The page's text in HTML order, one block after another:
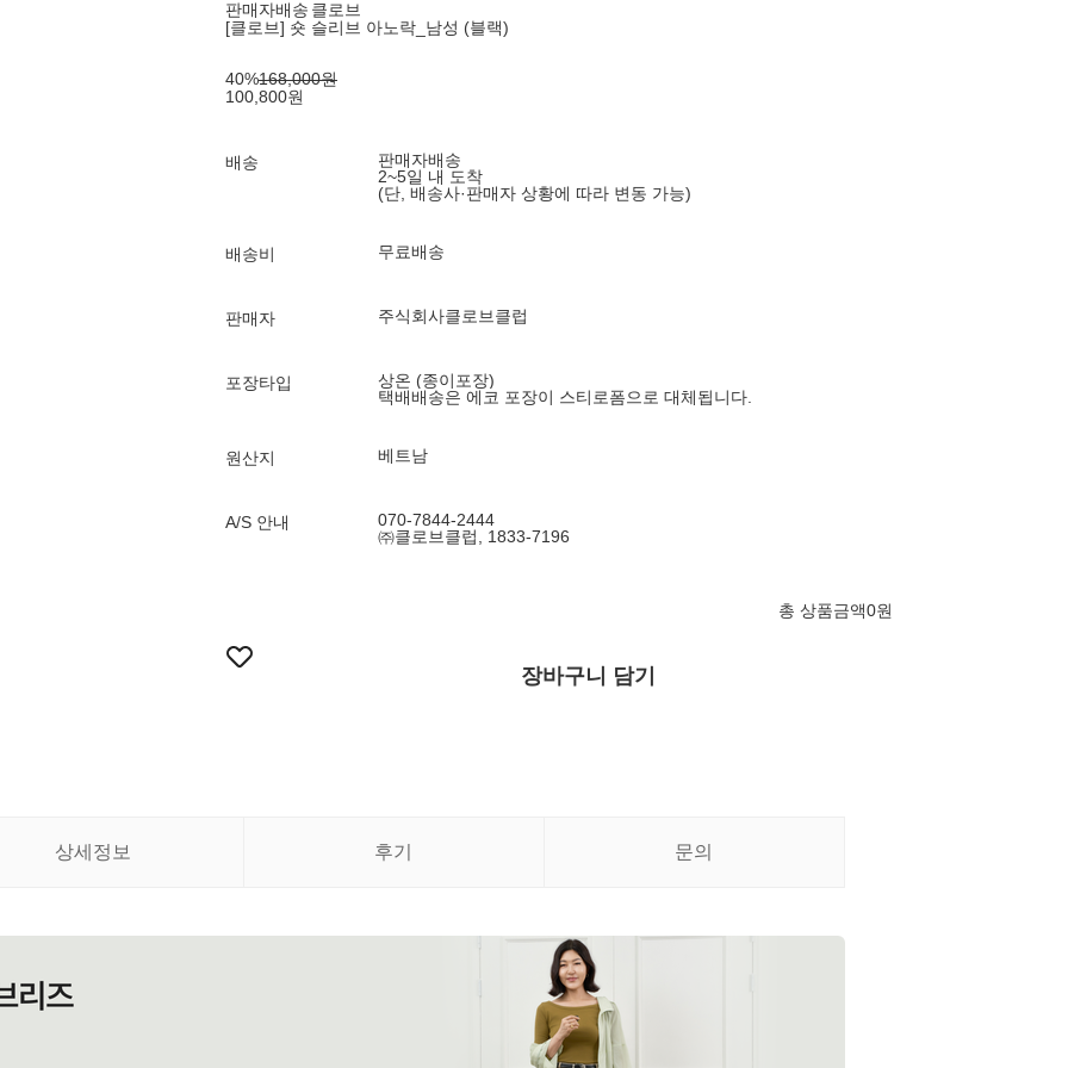
판매자배송 클로브
[클로브] 숏 슬리브 아노락_남성 (블랙)
40%168,000원
100,800원
배송
판매자배송
2~5일 내 도착
(단, 배송사·판매자 상황에 따라 변동 가능)
배송비 무료배송
판매자 주식회사클로브클럽
포장타입
상온 (종이포장)
택배배송은 에코 포장이 스티로폼으로 대체됩니다.
원산지 베트남
A/S 안내
070-7844-2444
㈜클로브클럽, 1833-7196
총 상품금액0원
장바구니 담기
상세정보 후기 문의